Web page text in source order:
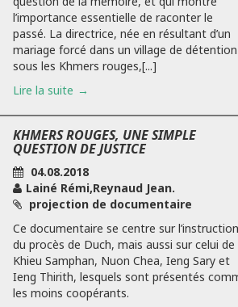
l’importance essentielle de raconter le
passé. La directrice, née en résultant d’un
mariage forcé dans un village de détention
sous les Khmers rouges,[...]
Lire la suite
KHMERS ROUGES, UNE SIMPLE
QUESTION DE JUSTICE
04.08.2018
Lainé Rémi,Reynaud Jean.
projection de documentaire
Ce documentaire se centre sur l’instruction
du procès de Duch, mais aussi sur celui de
Khieu Samphan, Nuon Chea, Ieng Sary et
Ieng Thirith, lesquels sont présentés
les moins coopérants.